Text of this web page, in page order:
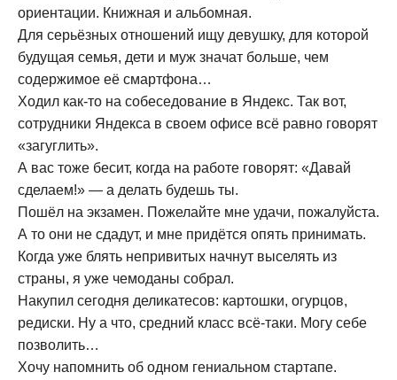
ориентации. Книжная и альбомная.
Для серьёзных отношений ищу девушку, для которой
будущая семья, дети и муж значат больше, чем
содержимое её смартфона…
Ходил как-то на собеседование в Яндекс. Так вот,
сотрудники Яндекса в своем офисе всё равно говорят
«загуглить».
А вас тоже бесит, когда на работе говорят: «Давай
сделаем!» — а делать будешь ты.
Пошёл на экзамен. Пожелайте мне удачи, пожалуйста.
А то они не сдадут, и мне придётся опять принимать.
Когда уже блять непривитых начнут выселять из
страны, я уже чемоданы собрал.
Накупил сегодня деликатесов: картошки, огурцов,
редиски. Ну а что, средний класс всё-таки. Могу себе
позволить…
Хочу напомнить об одном гениальном стартапе.